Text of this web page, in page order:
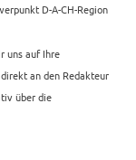
D-A-CH-Region
uns auf Ihre
an den Redakteur
über die